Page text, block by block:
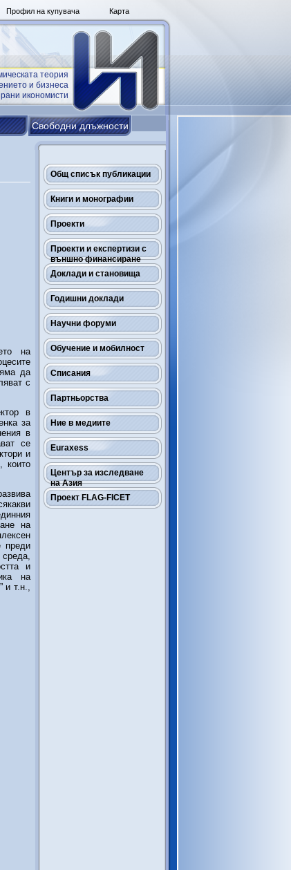
Карта
Профил на купувача
теория
и бизнеса
икономисти
Свободни длъжности
Общ списък публикации
Книги и монографии
Проекти
Проекти и експертизи с
външно финансиране
Доклади и становища
Годишни доклади
Научни форуми
Обучение и мобилност
Списания
Партньорства
Ние в медиите
Euraxess
Център за изследване
на Азия
Проект FLAG-FICET
на
да
с
в
за
в
се
и
които
на
преди
и
на
и т.н.,